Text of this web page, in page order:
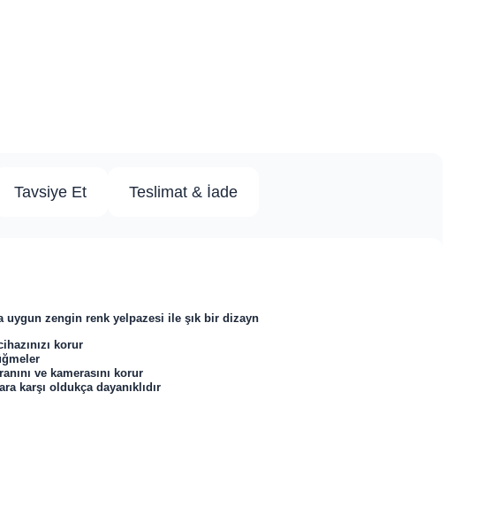
Tavsiye Et Teslimat & İade
uygun zengin renk yelpazesi ile şık bir dizayn
korur
ve kamerasını korur
karşı oldukça dayanıklıdır